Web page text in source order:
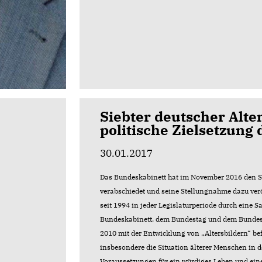
Siebter deutscher
politische Zielsetzung
30.01.2017
Das Bundeskabinett hat im November 2016 den
verabschiedet und seine Stellungnahme dazu
seit 1994 in jeder Legislaturperiode durch eine
Bundeskabinett, dem Bundestag und dem
2010 mit der Entwicklung von „Altersbildern“
insbesondere die Situation älterer Menschen in